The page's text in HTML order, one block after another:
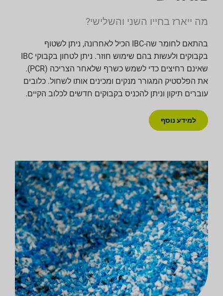
מה ייארז בחייו השני והשלישי?
בהתאם לחומר שה-IBC הכיל לאחרונה, ניתן לשטוף
בקבוקים ולעשות בהם שימוש חוזר. ניתן לטחון בקבוקי IBC
שאינם רחיצים כדי לשמש כשרף שלאחר הצריכה (PCR).
את הפלסטיק המגורר מנקים ומכינים אותו לשחול. כלובים
עוברים תיקון וניתן להכניס בקבוקים חדשים לכלוב הקיים.
למידע נוסף